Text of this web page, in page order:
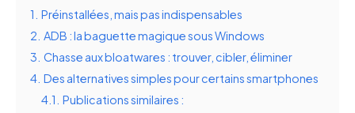
1. Préinstallées, mais pas indispensables
2. ADB : la baguette magique sous Windows
3. Chasse aux bloatwares : trouver, cibler, éliminer
4. Des alternatives simples pour certains smartphones
4.1. Publications similaires :